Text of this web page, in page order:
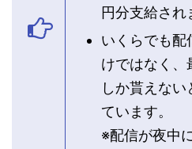
円分支給され
いくらでも配
けではなく
しか貰えな
ています。
※配信が夜中